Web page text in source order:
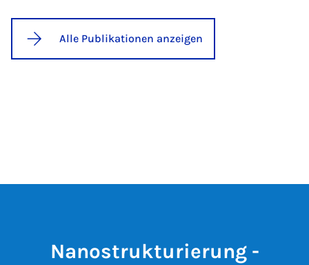
Alle Publikationen anzeigen
Nanostrukturierung -